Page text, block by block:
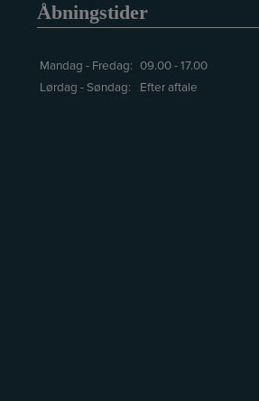
Åbningstider
Mandag - Fredag: 09.00 - 17.00
Lørdag - Søndag: Efter aftale